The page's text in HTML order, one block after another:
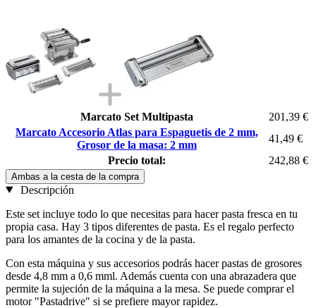
Marcato Set Multipasta
201,39 €
Marcato Accesorio Atlas para Espaguetis de 2 mm,
Grosor de la masa: 2 mm
41,49 €
Precio total:
242,88 €
Ambas a la cesta de la compra
Descripción
Este set incluye todo lo que necesitas para hacer pasta fresca en tu
propia casa. Hay 3 tipos diferentes de pasta. Es el regalo perfecto
para los amantes de la cocina y de la pasta.
Con esta máquina y sus accesorios podrás hacer pastas de grosores
desde 4,8 mm a 0,6 mml. Además cuenta con una abrazadera que
permite la sujeción de la máquina a la mesa. Se puede comprar el
motor "Pastadrive" si se prefiere mayor rapidez.